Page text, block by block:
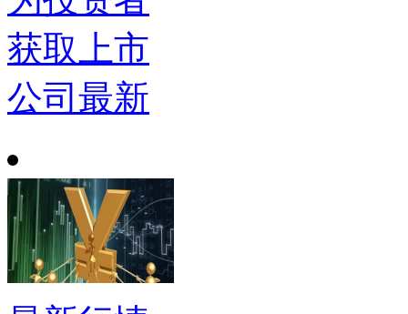
获取上市
公司最新